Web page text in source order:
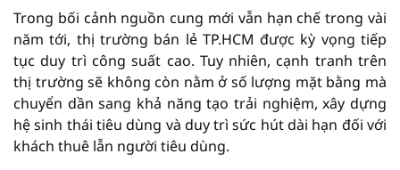
Trong bối cảnh nguồn cung mới vẫn hạn chế trong vài
năm tới, thị trường bán lẻ TP.HCM được kỳ vọng tiếp
tục duy trì công suất cao. Tuy nhiên, cạnh tranh trên
thị trường sẽ không còn nằm ở số lượng mặt bằng mà
chuyển dần sang khả năng tạo trải nghiệm, xây dựng
hệ sinh thái tiêu dùng và duy trì sức hút dài hạn đối với
khách thuê lẫn người tiêu dùng.